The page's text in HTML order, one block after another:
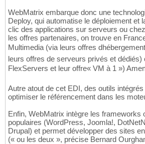
WebMatrix embarque donc une
Deploy, qui automatise le déploiement et
clic des applications sur serveurs ou
les offres partenaires, on trouve en
Multimedia (via leurs offres
leurs offres de serveurs privés et dédiés)
FlexServers et leur offre« VM à 1 »)
Autre atout de cet EDI, des outils
optimiser le référencement dans les
Enfin, WebMatrix intègre les frameworks
populaires (WordPress, Joomla!,
Drupal) et permet développer des sites
(« ou les deux », précise Bernard